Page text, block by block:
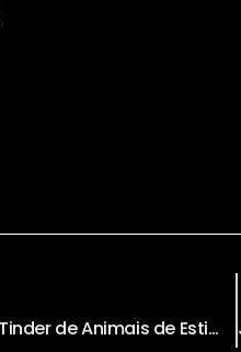
Ministério da Solidão e o Tinder de Animais de Estimação